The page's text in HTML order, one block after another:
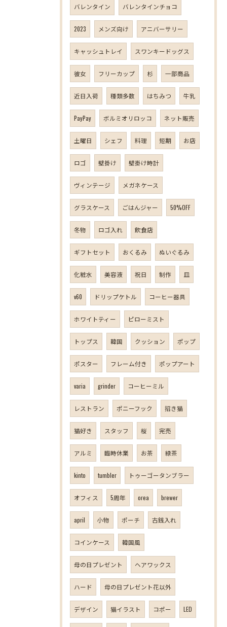
バレンタイン バレンタインチョコ
2023 メンズ向け アニバーサリー
キャッシュトレイ スワンキードッグス
彼女 フリーカップ 杉 一部商品
近日入荷 種類多数 はちみつ 牛乳
PayPay ボルミオリロッコ ネット販売
土曜日 シェフ 料理 短期 お店
ロゴ 壁掛け 壁掛け時計
ヴィンテージ メガネケース
グラスケース ごはんジャー 50%OFF
冬物 ロゴ入れ 飲食店
ギフトセット おくるみ ぬいぐるみ
化粧水 美容液 祝日 制作 皿
v60 ドリップケトル コーヒー器具
ホワイトティー ピローミスト
トップス 韓国 クッション ポップ
ポスター フレーム付き ポップアート
varia grinder コーヒーミル
レストラン ポニーフック 招き猫
猫好き スタッフ 桜 完売
アルミ 臨時休業 お茶 緑茶
kinto tumbler トゥーゴータンブラー
オフィス 5周年 orea brewer
april 小物 ポーチ 古銭入れ
コインケース 韓国風
母の日プレゼント ヘアワックス
ハード 母の日プレゼント花以外
デザイン 猫イラスト コポー LED